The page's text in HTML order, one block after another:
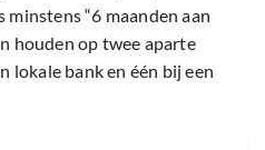
“6 maanden aan
houden op twee aparte
lokale bank en één bij een